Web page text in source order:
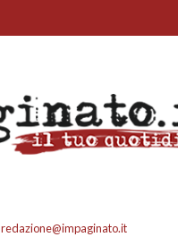
redazione@impaginato.it